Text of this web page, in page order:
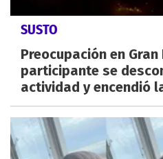
SUSTO
Preocupación en
participante se
actividad y encendió